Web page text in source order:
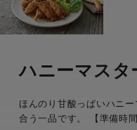
ハニーマスタ
ほんのり甘酸っぱいハニ
合う一品です。 【準備時間